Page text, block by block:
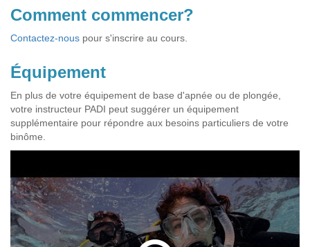
Comment commencer?
Contactez-nous pour s'inscrire au cours.
Équipement
En plus de votre équipement de base d'apnée ou de plongée,
votre instructeur PADI peut suggérer un équipement
supplémentaire pour répondre aux besoins particuliers de votre
binôme.